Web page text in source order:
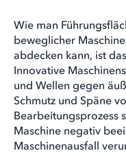
Wie man
beweglicher
abdecken kann, ist
Innovative
und Wellen gegen
Schmutz und Späne
Bearbeitungsprozess
Maschine negativ
Maschinenausfall